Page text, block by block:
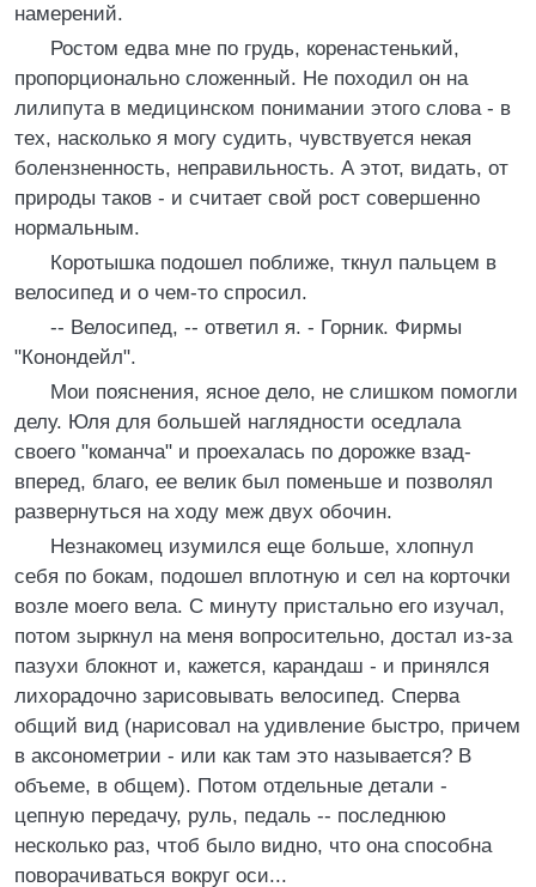
намерений.
Ростом едва мне по грудь, коренастенький,
пропорционально сложенный. Не походил он на
лилипута в медицинском понимании этого слова - в
тех, насколько я могу судить, чувствуется некая
болензненность, неправильность. А этот, видать, от
природы таков - и считает свой рост совершенно
нормальным.
Коротышка подошел поближе, ткнул пальцем в
велосипед и о чем-то спросил.
-- Велосипед, -- ответил я. - Горник. Фирмы
"Конондейл".
Мои пояснения, ясное дело, не слишком помогли
делу. Юля для большей наглядности оседлала
своего "команча" и проехалась по дорожке взад-
вперед, благо, ее велик был поменьше и позволял
развернуться на ходу меж двух обочин.
Незнакомец изумился еще больше, хлопнул
себя по бокам, подошел вплотную и сел на корточки
возле моего вела. С минуту пристально его изучал,
потом зыркнул на меня вопросительно, достал из-за
пазухи блокнот и, кажется, карандаш - и принялся
лихорадочно зарисовывать велосипед. Сперва
общий вид (нарисовал на удивление быстро, причем
в аксонометрии - или как там это называется? В
объеме, в общем). Потом отдельные детали -
цепную передачу, руль, педаль -- последнюю
несколько раз, чтоб было видно, что она способна
поворачиваться вокруг оси...